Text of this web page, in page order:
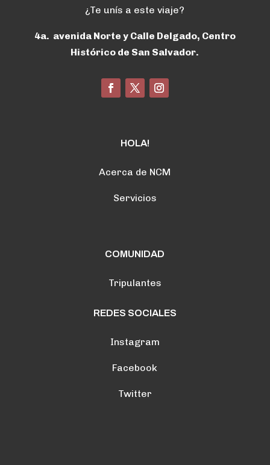
¿Te unís a este viaje?
4a. avenida Norte y Calle Delgado, Centro
Histórico de San Salvador.
HOLA!
Acerca de NCM
Servicios
COMUNIDAD
Tripulantes
REDES SOCIALES
Instagram
Facebook
Twitter